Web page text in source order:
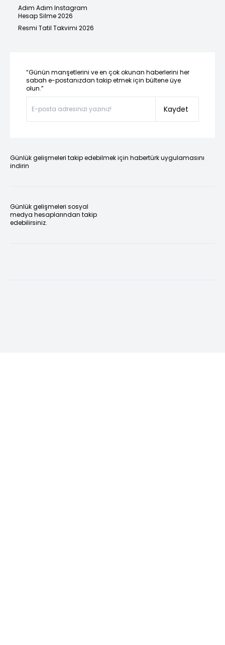
Adım Adım Instagram
Hesap Silme 2026
Resmi Tatil Takvimi 2026
“Günün manşetlerini ve en çok okunan haberlerini her
sabah e-postanızdan takip etmek için bültene üye
olun.”
Kaydet
Günlük gelişmeleri takip edebilmek için habertürk uygulamasını
indirin
Günlük gelişmeleri sosyal
medya hesaplarından takip
edebilirsiniz.